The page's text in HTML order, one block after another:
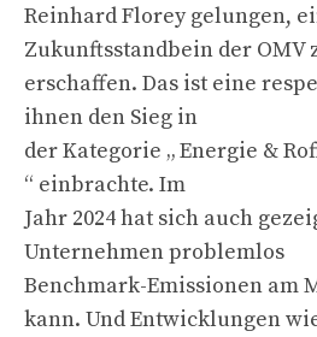
Reinhard Florey gelungen,
Zukunftsstandbein der OMV
erschaffen. Das ist eine
ihnen den Sieg in
der Kategorie „ Energie &
“ einbrachte. Im
Jahr 2024 hat sich auch
Unternehmen problemlos
Benchmark-Emissionen am
kann. Und Entwicklungen